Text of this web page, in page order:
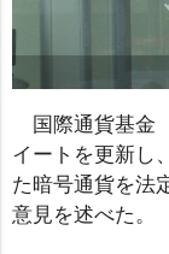
国際通貨基金
イートを更新し
た暗号通貨を法
意見を述べた。